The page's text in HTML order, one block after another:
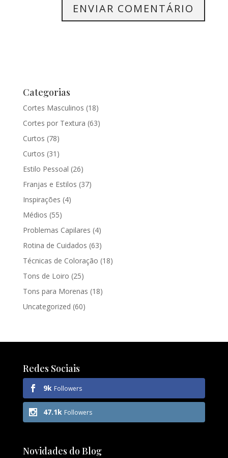
Categorias
Cortes Masculinos (18)
Cortes por Textura (63)
Curtos (78)
Curtos (31)
Estilo Pessoal (26)
Franjas e Estilos (37)
Inspirações (4)
Médios (55)
Problemas Capilares (4)
Rotina de Cuidados (63)
Técnicas de Coloração (18)
Tons de Loiro (25)
Tons para Morenas (18)
Uncategorized (60)
Redes Sociais
9k Followers
47.1k Followers
Novidades do Blog